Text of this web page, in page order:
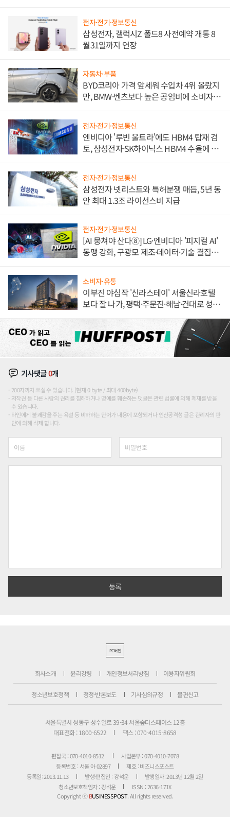
전자·전기·정보통신
삼성전자, 갤럭시Z 폴드8 사전예약 개통 8
월31일까지 연장
자동차·부품
BYD코리아 가격 앞세워 수입차 4위 올랐지
만, BMW·벤츠보다 높은 공임비에 소비자
전자·전기·정보통신
엔비디아 '루빈 울트라'에도 HBM4 탑재 검
토, 삼성전자·SK하이닉스 HBM4 수율에 주
전자·전기·정보통신
삼성전자 넷리스트와 특허분쟁 매듭, 5년 동
안 최대 1.3조 라이선스비 지급
전자·전기·정보통신
[AI 뭉쳐야 산다⑧] LG·엔비디아 '피지컬 AI'
동맹 강화, 구광모 제조·데이터·기술 결집
소비자·유통
이부진 야심작 '신라스테이' 서울신라호텔
보다 잘 나가, 평택·주문진·해남·건대로 성
기사댓글0개
200자까지 쓰실 수 있습니다. (현재 0 byte / 최대 400byte)
저작권 등 다른 사람의 권리를 침해하거나 명예를 훼손하는 댓글은 관련 법률에 의해 제재를 받을
수 있습니다.
타인에게 불쾌감을 주는 욕설 등 비하하는 단어가 내용에 포함되거나 인신공격성 글은 관리자의 판
단에 의해 삭제 합니다.
PC버전
회사소개 윤리강령 개인정보처리방침 이용자위원회
청소년보호정책 정정·반론보도 기사심의규정 불편신고
서울특별시 성동구 성수일로 39-34 서울숲더스페이스 12층
대표전화 : 1800-6522
팩스 : 070-4015-8658
편집국 : 070-4010-8512
사업본부 : 070-4010-7078
등록번호 : 서울 아 02897
제호 : 비즈니스포스트
등록일: 2013.11.13
발행·편집인 : 강석운
발행일자: 2013년 12월 2일
청소년보호책임자 : 강석운
ISSN : 2636-171X
Copyright ⓒBUSINESSPOST. All rights reserved.